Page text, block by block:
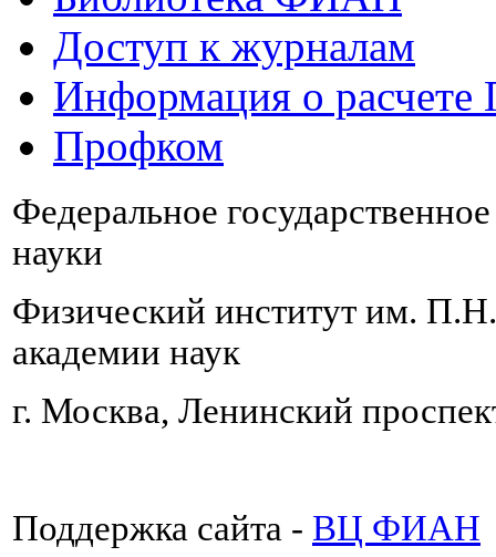
Доступ к журналам
Информация о
Профком
Федеральное
науки
Физический институт им.
академии наук
г. Москва, Ленинский
Поддержка сайта - ВЦ ФИАН